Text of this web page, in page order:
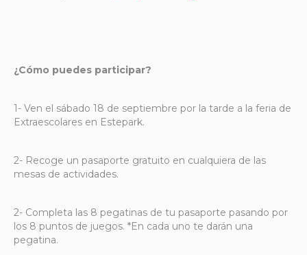
¿Cómo puedes participar?
1- Ven el sábado 18 de septiembre por la tarde a la feria de
Extraescolares en Estepark.
2- Recoge un pasaporte gratuito en cualquiera de las
mesas de actividades.
2- Completa las 8 pegatinas de tu pasaporte pasando por
los 8 puntos de juegos. *En cada uno te darán una
pegatina.